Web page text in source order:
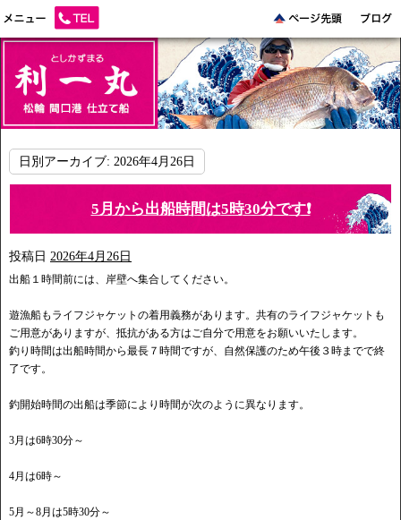
日別アーカイブ: 2026年4月26日
5月から出船時間は5時30分です❗️
投稿日 2026年4月26日
出船１時間前には、岸壁へ集合してください。
遊漁船もライフジャケットの着用義務があります。共有のライフジャケットも
ご用意がありますが、抵抗がある方はご自分で用意をお願いいたします。
釣り時間は出船時間から最長７時間ですが、自然保護のため午後３時までで終
了です。
釣開始時間の出船は季節により時間が次のように異なります。
3月は6時30分～
4月は6時～
5月～8月は5時30分～